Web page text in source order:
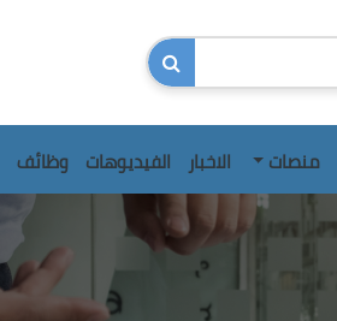
منصات الاخبار الفيديوهات وظائف